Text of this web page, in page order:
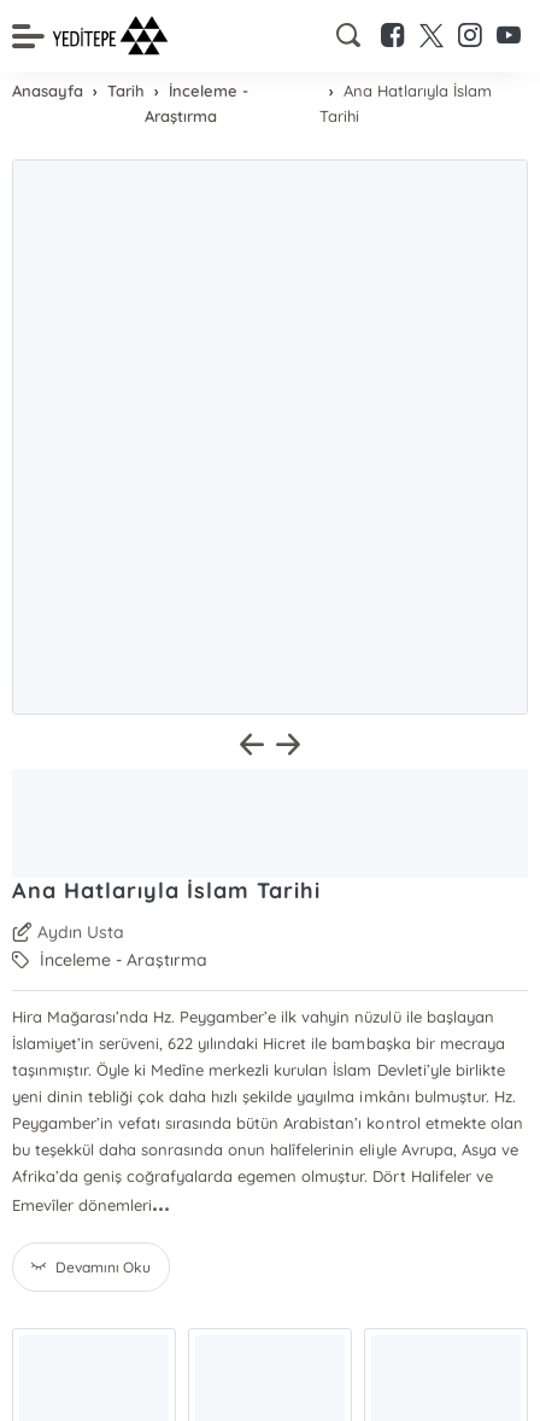
Anasayfa Tarih
İnceleme -
Araştırma
Ana Hatlarıyla İslam
Tarihi
Ana Hatlarıyla İslam Tarihi
Aydın Usta
İnceleme - Araştırma
Hira Mağarası’nda Hz. Peygamber’e ilk vahyin nüzulü ile başlayan
İslamiyet’in serüveni, 622 yılındaki Hicret ile bambaşka bir mecraya
taşınmıştır. Öyle ki Medîne merkezli kurulan İslam Devleti’yle birlikte
yeni dinin tebliği çok daha hızlı şekilde yayılma imkânı bulmuştur. Hz.
Peygamber’in vefatı sırasında bütün Arabistan’ı kontrol etmekte olan
bu teşekkül daha sonrasında onun halîfelerinin eliyle Avrupa, Asya ve
Afrika’da geniş coğrafyalarda egemen olmuştur. Dört Halifeler ve
Emevîler dönemleri...
Devamını Oku